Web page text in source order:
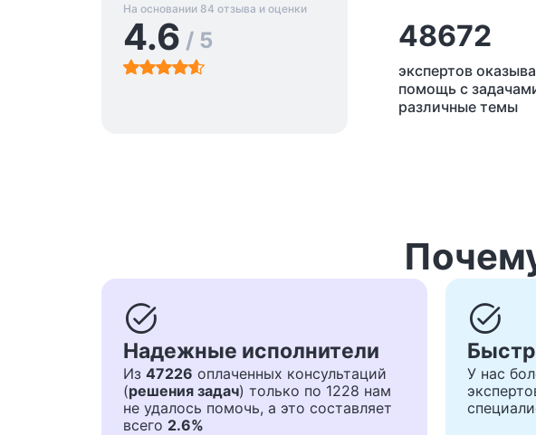
На основании 84 отзыва и оценки
4.6 / 5 48672
экспертов
помощь с
различные темы
task_alt
Надежные исполнители
Из 47226 оплаченных консультаций
(решения задач) только по 1228 нам
не удалось помочь, а это составляет
всего 2.6%
task_alt
У нас